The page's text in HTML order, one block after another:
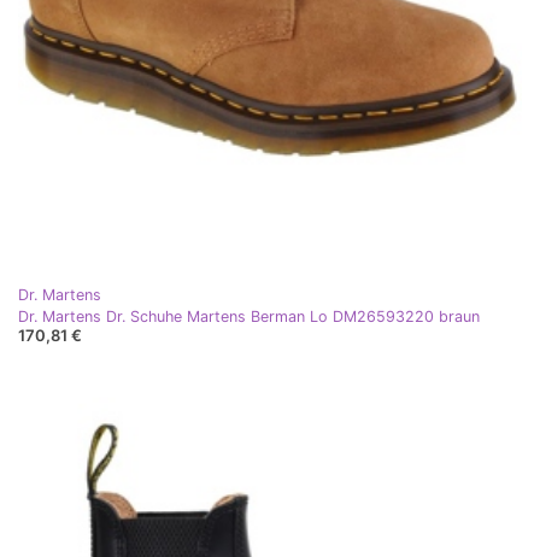
Dr. Martens
Dr. Martens Dr. Schuhe Martens Berman Lo DM26593220 braun
170,81 €